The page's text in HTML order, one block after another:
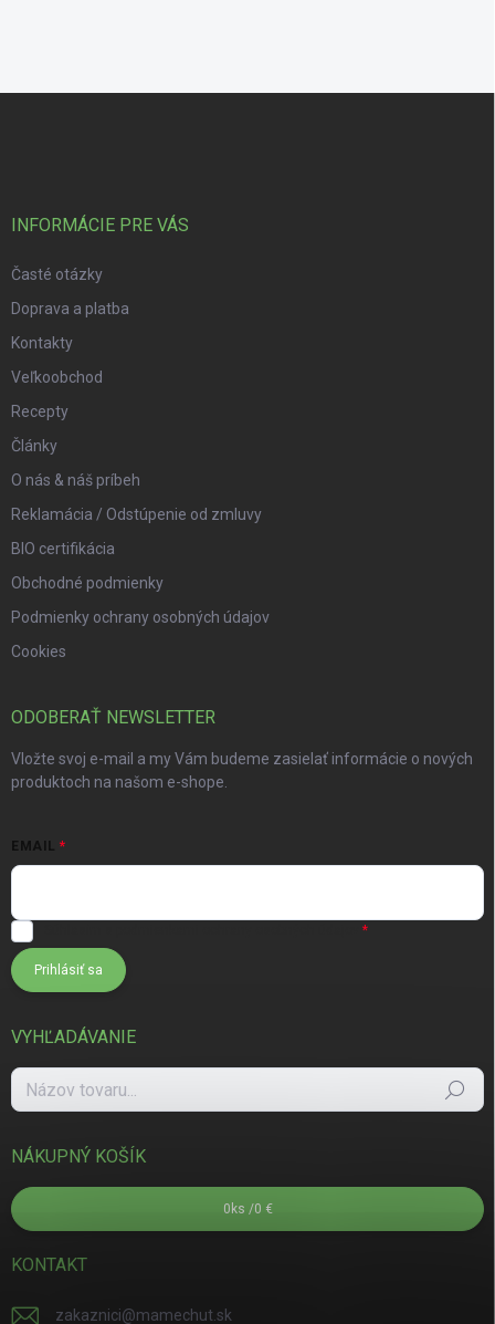
INFORMÁCIE PRE VÁS
Časté otázky
Doprava a platba
Kontakty
Veľkoobchod
Recepty
Články
O nás & náš príbeh
Reklamácia / Odstúpenie od zmluvy
BIO certifikácia
Obchodné podmienky
Podmienky ochrany osobných údajov
Cookies
ODOBERAŤ NEWSLETTER
Vložte svoj e-mail a my Vám budeme zasielať informácie o nových
produktoch na našom e-shope.
EMAIL
Prihlásiť sa
VYHĽADÁVANIE
Hľadať
NÁKUPNÝ KOŠÍK
0 ks /0 €
KONTAKT
zakaznici@mamechut.sk